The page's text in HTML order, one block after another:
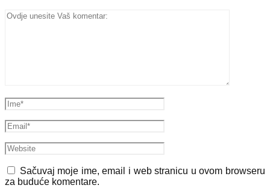
Sačuvaj moje ime, email i web stranicu u ovom browseru
za buduće komentare.